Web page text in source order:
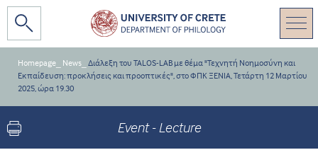
Homepage News Διάλεξη του TALOS-LAB με θέμα "Τεχνητή Νοημοσύνη και
Εκπαίδευση: προκλήσεις και προοπτικές", στο ΦΠΚ ΞΕΝΙΑ, Τετάρτη 12 Μαρτίου
2025, ώρα 19.30
Event - Lecture